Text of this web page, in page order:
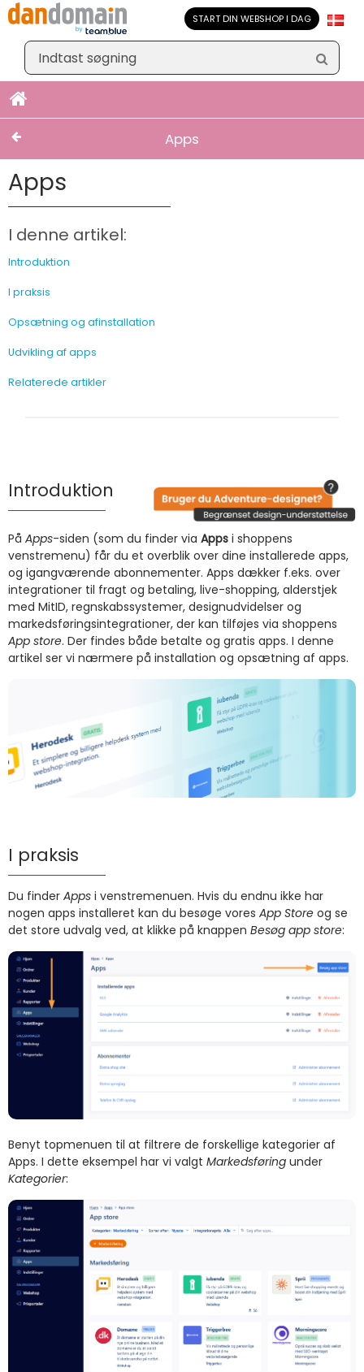
START DIN WEBSHOP I DAG
Apps
Apps
I denne artikel:
Introduktion
I praksis
Opsætning og afinstallation
Udvikling af apps
Relaterede artikler
Introduktion
På Apps-siden (som du finder via Apps i shoppens
venstremenu) får du et overblik over dine installerede apps,
og igangværende abonnementer. Apps dækker f.eks. over
integrationer til fragt og betaling, live-shopping, alderstjek
med MitID, regnskabssystemer, designudvidelser og
markedsføringsintegrationer, der kan tilføjes via shoppens
App store. Der findes både betalte og gratis apps. I denne
artikel ser vi nærmere på installation og opsætning af apps.
I praksis
Du finder Apps i venstremenuen. Hvis du endnu ikke har
nogen apps installeret kan du besøge vores App Store og se
det store udvalg ved, at klikke på knappen Besøg app store:
Benyt topmenuen til at filtrere de forskellige kategorier af
Apps. I dette eksempel har vi valgt Markedsføring under
Kategorier: